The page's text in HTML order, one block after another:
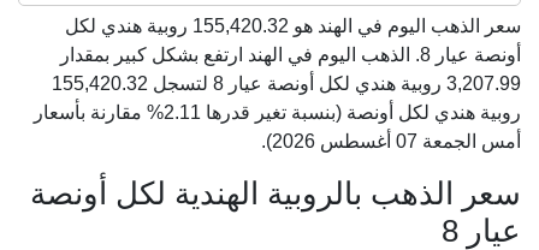
سعر الذهب اليوم في الهند هو 155,420.32 روبية هندي لكل
أونصة عيار 8. الذهب اليوم في الهند ارتفع بشكل كبير بمقدار
3,207.99 روبية هندي لكل أونصة عيار 8 لتسجل 155,420.32
روبية هندي لكل أونصة (بنسبة تغير قدرها 2.11% مقارنة بأسعار
أمس الجمعة 07 أغسطس 2026).
سعر الذهب بالروبية الهندية لكل أونصة
عيار 8